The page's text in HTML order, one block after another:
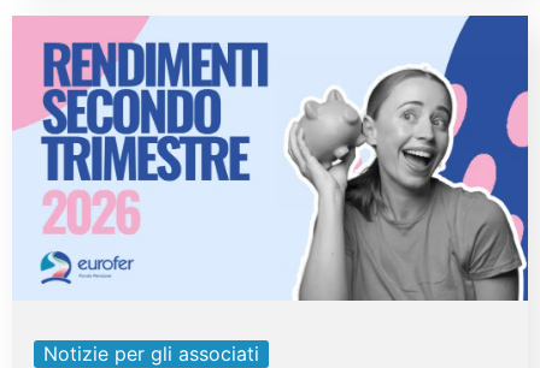
Notizie per gli associati